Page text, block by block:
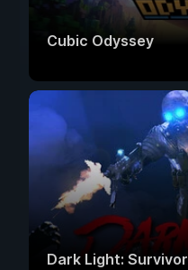
Cubic Odyssey
Dark Light: Survivor